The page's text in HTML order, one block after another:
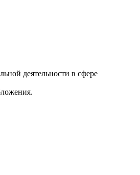
деятельности в сфере